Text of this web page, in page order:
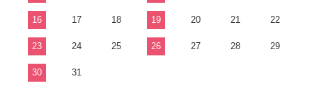
16 17 18 19 20 21 22
23 24 25 26 27 28 29
30 31